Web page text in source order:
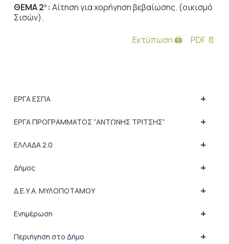
ΘΕΜΑ 2ο : Αίτηση για χορήγηση βεβαίωσης. (οικισμό
Σισών).
Εκτύπωση 🖨
PDF 📄
+
ΕΡΓΑ ΕΣΠΑ
+
ΕΡΓΑ ΠΡΟΓΡΑΜΜΑΤΟΣ “ΑΝΤΩΝΗΣ ΤΡΙΤΣΗΣ”
+
ΕΛΛΑΔΑ 2.0
+
Δήμος
+
Δ.Ε.Υ.Α. ΜΥΛΟΠΟΤΑΜΟΥ
+
Ενημέρωση
+
Περιήγηση στο Δήμο